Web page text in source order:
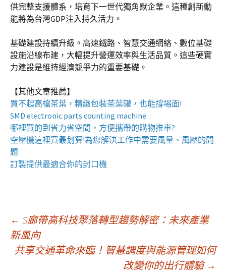
供完整支援體系，培育下一世代獨角獸企業。這種創新動
能將為台灣GDP注入持久活力。
基礎建設持續升級。高速鐵路、智慧交通網絡、數位基礎
設施沿線布建，大幅提升營運效率與生活品質。這些硬實
力建設是維持經濟競爭力的重要基礎。
【其他文章推薦】
買不起高檔茶葉，精緻包裝茶葉罐 ，也能撐場面!
SMD electronic parts counting machine
哪裡買的到省力省空間，方便攜帶的購物推車?
空壓機這裡買最划算!為您解決工作中需要風量、風壓的問
題
訂製提供最適合你的封口機
文
章
← S廊帶高科技聚落轉型趨勢解密：未來產業
新風向
共享交通革命來臨！智慧調度與能源管理如何
改變你的出行體驗 →